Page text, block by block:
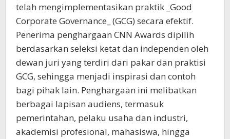
telah mengimplementasikan praktik _Good
Corporate Governance_ (GCG) secara efektif.
Penerima penghargaan CNN Awards dipilih
berdasarkan seleksi ketat dan independen oleh
dewan juri yang terdiri dari pakar dan praktisi
GCG, sehingga menjadi inspirasi dan contoh
bagi pihak lain. Penghargaan ini melibatkan
berbagai lapisan audiens, termasuk
pemerintahan, pelaku usaha dan industri,
akademisi profesional, mahasiswa, hingga